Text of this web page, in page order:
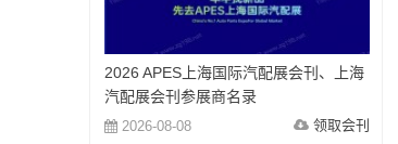
2026 APES上海国际汽配展会刊、上海
汽配展会刊参展商名录
2026-08-08 领取会刊